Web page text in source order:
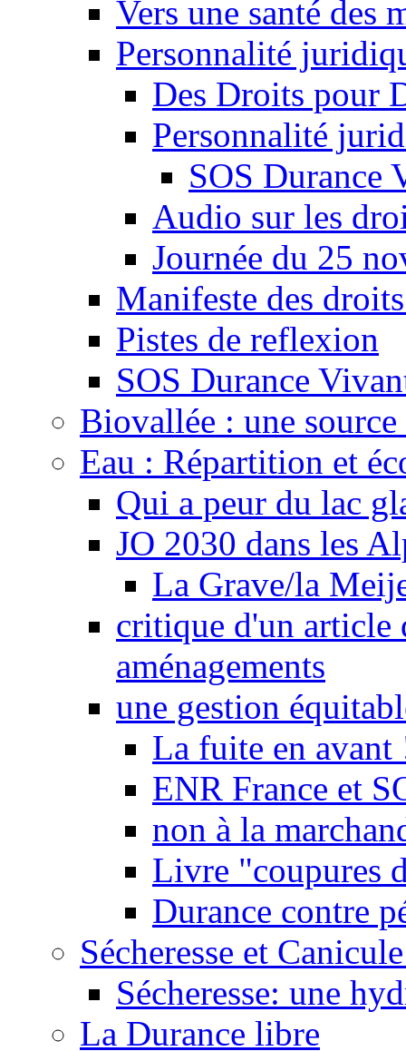
Vers une santé des
Personnalité
Des Droits pour
Personnalité
SOS Durance
Audio sur les
Journée du 25
Manifeste des
Pistes de reflexion
SOS Durance
Biovallée : une
Eau : Répartition et
Qui a peur du lac
JO 2030 dans les
La Grave/la
critique d'un article
aménagements
une gestion
La fuite en avant
ENR France et
non à la
Livre "coupures
Durance contre
Sécheresse et
Sécheresse: une
La Durance libre